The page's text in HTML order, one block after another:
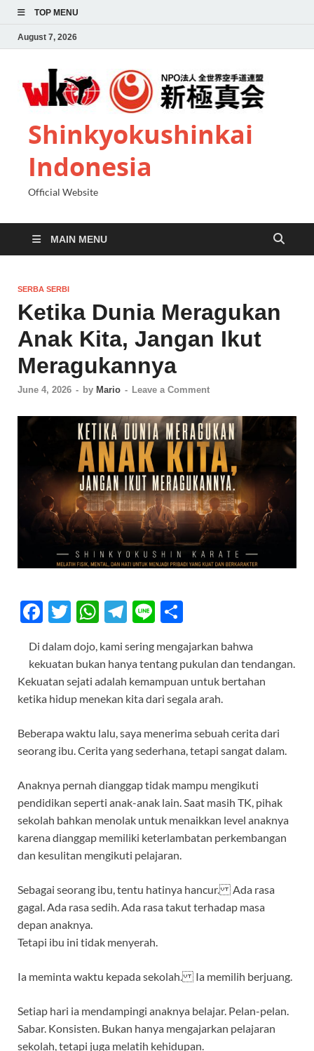
TOP MENU
August 7, 2026
Shinkyokushinkai
Indonesia
Official Website
MAIN MENU
SERBA SERBI
Ketika Dunia Meragukan
Anak Kita, Jangan Ikut
Meragukannya
June 4, 2026 - by Mario - Leave a Comment
F
e
b
o
k
T
itt
er
W
at
s
A
p
p
T
e
gr
a
Li
e ar
e
Di dalam dojo, kami sering mengajarkan bahwa
kekuatan bukan hanya tentang pukulan dan tendangan.
Kekuatan sejati adalah kemampuan untuk bertahan
ketika hidup menekan kita dari segala arah.
Beberapa waktu lalu, saya menerima sebuah cerita dari
seorang ibu. Cerita yang sederhana, tetapi sangat dalam.
Anaknya pernah dianggap tidak mampu mengikuti
pendidikan seperti anak-anak lain. Saat masih TK, pihak
sekolah bahkan menolak untuk menaikkan level anaknya
karena dianggap memiliki keterlambatan perkembangan
dan kesulitan mengikuti pelajaran.
Sebagai seorang ibu, tentu hatinya hancur. Ada rasa
gagal. Ada rasa sedih. Ada rasa takut terhadap masa
depan anaknya.
Tetapi ibu ini tidak menyerah.
Ia meminta waktu kepada sekolah. Ia memilih berjuang.
Setiap hari ia mendampingi anaknya belajar. Pelan-pelan.
Sabar. Konsisten. Bukan hanya mengajarkan pelajaran
sekolah, tetapi juga melatih kehidupan.